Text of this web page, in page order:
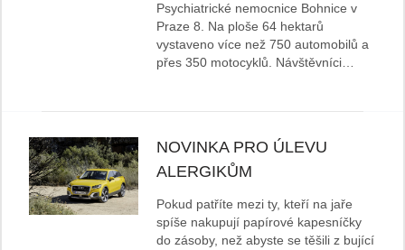
Psychiatrické nemocnice Bohnice v
Praze 8. Na ploše 64 hektarů
vystaveno více než 750 automobilů a
přes 350 motocyklů. Návštěvníci…
NOVINKA PRO ÚLEVU
ALERGIKŮM
Pokud patříte mezi ty, kteří na jaře
spíše nakupují papírové kapesníčky
do zásoby, než abyste se těšili z bující